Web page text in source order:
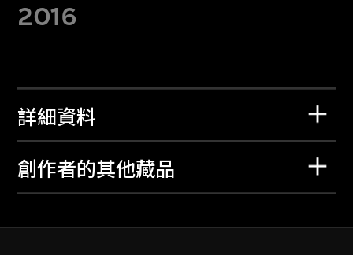
2016
詳細資料
創作者的其他藏品